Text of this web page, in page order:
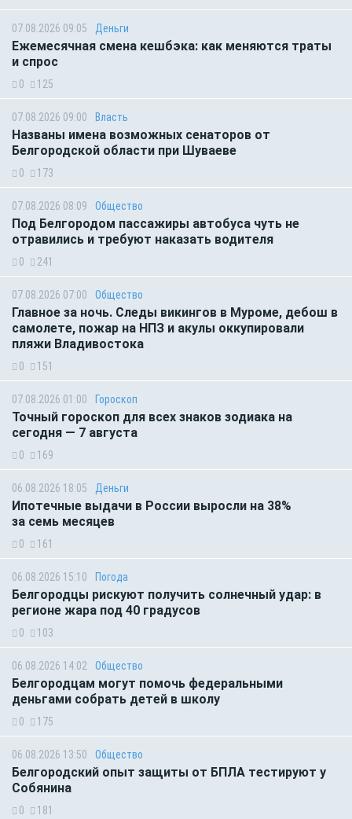
07.08.2026 09:05 Деньги
Ежемесячная смена кешбэка: как меняются траты
и спрос
0 125
07.08.2026 09:00 Власть
Названы имена возможных сенаторов от
Белгородской области при Шуваеве
0 173
07.08.2026 08:09 Общество
Под Белгородом пассажиры автобуса чуть не
отравились и требуют наказать водителя
0 241
07.08.2026 07:00 Общество
Главное за ночь. Следы викингов в Муроме, дебош в
самолете, пожар на НПЗ и акулы оккупировали
пляжи Владивостока
0 151
07.08.2026 01:00 Гороскоп
Точный гороскоп для всех знаков зодиака на
сегодня — 7 августа
0 169
06.08.2026 18:05 Деньги
Ипотечные выдачи в России выросли на 38%
за семь месяцев
0 161
06.08.2026 15:10 Погода
Белгородцы рискуют получить солнечный удар: в
регионе жара под 40 градусов
0 103
06.08.2026 14:02 Общество
Белгородцам могут помочь федеральными
деньгами собрать детей в школу
0 175
06.08.2026 13:50 Общество
Белгородский опыт защиты от БПЛА тестируют у
Собянина
0 181